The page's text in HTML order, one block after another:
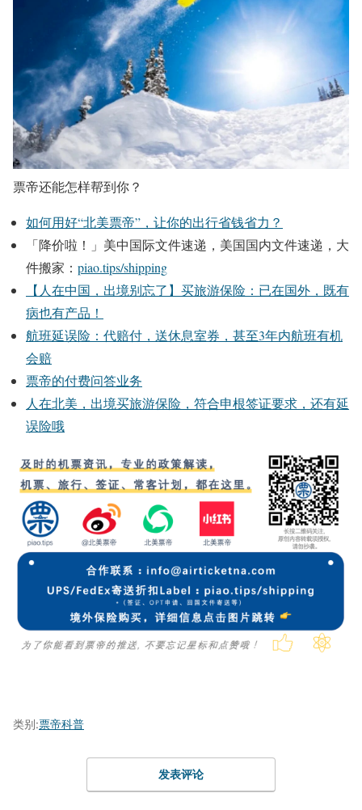
票帝还能怎样帮到你？
如何用好“北美票帝”，让你的出行省钱省力？
「降价啦！」美中国际文件速递，美国国内文件速递，大
件搬家： piao.tips/shipping
【人在中国，出境别忘了】买旅游保险：已在国外，既有
病也有产品！
航班延误险：代赔付，送休息室券，甚至3年内航班有机
会赔
票帝的付费问答业务
人在北美，出境买旅游保险，符合申根签证要求，还有延
误险哦
类别:票帝科普
发表评论